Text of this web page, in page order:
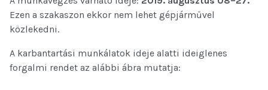
Ezen a szakaszon ekkor nem lehet gépjárművel
közlekedni.
A karbantartási munkálatok ideje alatti ideiglenes
forgalmi rendet az alábbi ábra mutatja: